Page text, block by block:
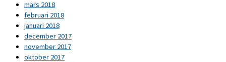
mars 2018
februari 2018
januari 2018
december 2017
november 2017
oktober 2017